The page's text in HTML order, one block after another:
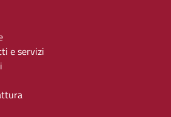
e servizi